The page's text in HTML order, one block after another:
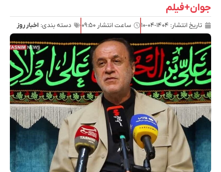
جوان+فیلم
تاریخ انتشار: ۱۴۰۴-۰۴-۱۰ ساعت انتشار ۰۹:۵۰ دسته بندی: اخبار روز